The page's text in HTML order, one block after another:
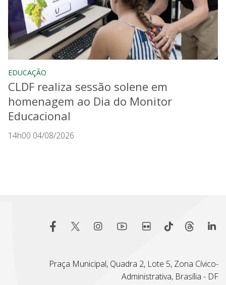
EDUCAÇÃO
CLDF realiza sessão solene em
homenagem ao Dia do Monitor
Educacional
14h00 04/08/2026
Praça Municipal, Quadra 2, Lote 5, Zona Cívico-
Administrativa, Brasília - DF